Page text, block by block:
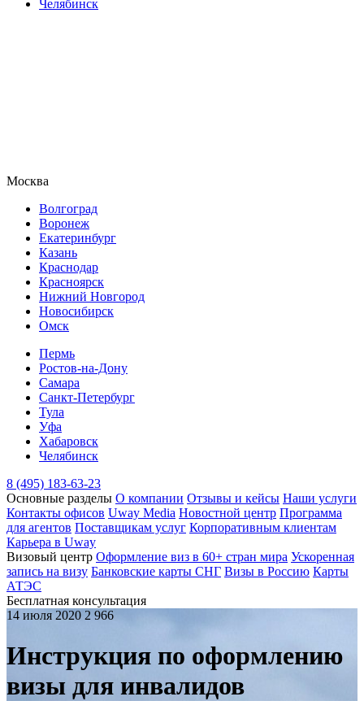
Челябинск
Москва
Волгоград
Воронеж
Екатеринбург
Казань
Краснодар
Красноярск
Нижний Новгород
Новосибирск
Омск
Пермь
Ростов-на-Дону
Самара
Санкт-Петербург
Тула
Уфа
Хабаровск
Челябинск
8 (495) 183-63-23
Основные разделы О компании Отзывы и кейсы Наши услуги
Контакты офисов Uway Media Новостной центр Программа
для агентов Поставщикам услуг Корпоративным клиентам
Карьера в Uway
Визовый центр Оформление виз в 60+ стран мира Ускоренная
запись на визу Банковские карты СНГ Визы в Россию Карты
АТЭС
Бесплатная консультация
14 июля 2020 2 966
Инструкция по оформлению
визы для инвалидов